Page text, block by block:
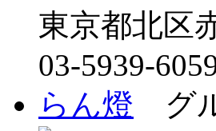
東京都北区
03-5939-
らん燈 グ